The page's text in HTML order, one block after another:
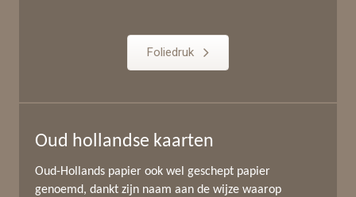
Foliedruk
Oud hollandse kaarten
Oud-Hollands papier ook wel geschept papier
genoemd, dankt zijn naam aan de wijze waarop